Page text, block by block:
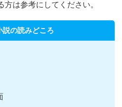
は参考にしてください。
説の読みどころ